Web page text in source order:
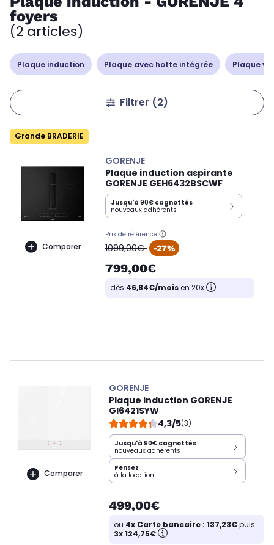
foyers
(2 articles)
Plaque induction Plaque avec hotte intégrée Plaque
Filtrer (2)
Grande BRADERIE
Comparer
GORENJE
Plaque induction aspirante
GORENJE GEH6432BSCWF
Jusqu'à 90€ cagnottés
nouveaux adhérents
Prix de référence
oldPrice
1099,00€ -27%
799,00€
dès 46,84€/moisen 20x
Comparer
GORENJE
Plaque induction GORENJE
GI6421SYW
4,3/5(3)
Jusqu'à 90€ cagnottés
nouveaux adhérents
Pensez
à la location
499,00€
ou 4x Carte bancaire : 137,23€puis
3x 124,75€